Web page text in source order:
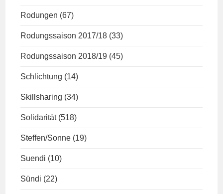
Rodungen (67)
Rodungssaison 2017/18 (33)
Rodungssaison 2018/19 (45)
Schlichtung (14)
Skillsharing (34)
Solidarität (518)
Steffen/Sonne (19)
Suendi (10)
Sündi (22)